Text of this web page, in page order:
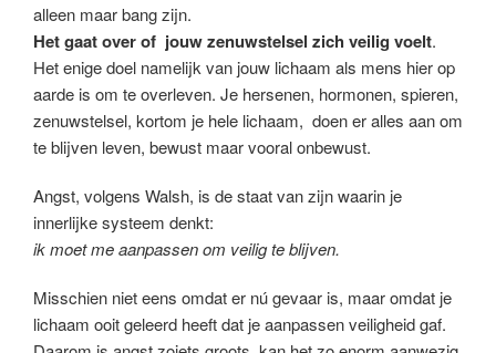
alleen maar bang zijn.
Het gaat over of jouw zenuwstelsel zich veilig voelt.
Het enige doel namelijk van jouw lichaam als mens hier op
aarde is om te overleven. Je hersenen, hormonen, spieren,
zenuwstelsel, kortom je hele lichaam, doen er alles aan om
te blijven leven, bewust maar vooral onbewust.
Angst, volgens Walsh, is de staat van zijn waarin je
innerlijke systeem denkt:
ik moet me aanpassen om veilig te blijven.
Misschien niet eens omdat er nú gevaar is, maar omdat je
lichaam ooit geleerd heeft dat je aanpassen veiligheid gaf.